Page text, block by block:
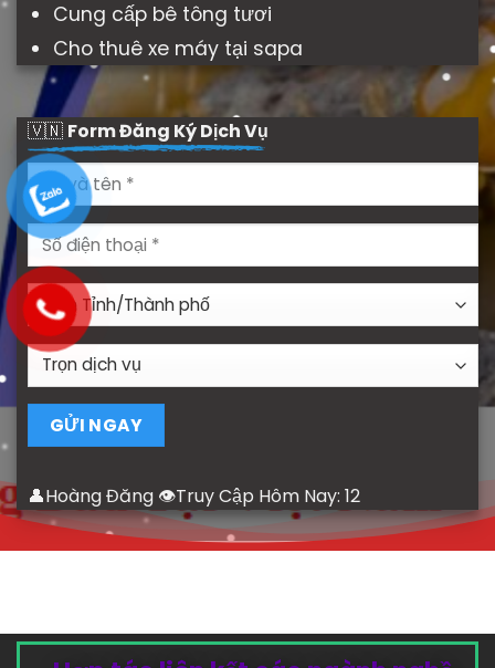
Cung cấp bê tông tươi
Cho thuê xe máy tại sapa
🇻🇳 Form Đăng Ký Dịch Vụ
👤Hoàng Đăng 👁Truy Cập Hôm Nay: 12